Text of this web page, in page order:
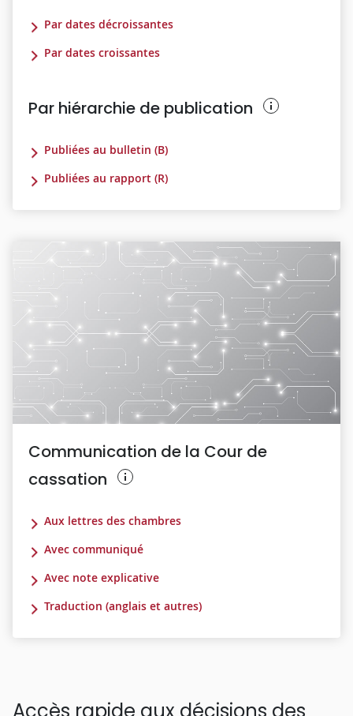
Par dates décroissantes
Par dates croissantes
Par hiérarchie de publication
Publiées au bulletin (B)
Publiées au rapport (R)
Communication de la Cour de
cassation
Aux lettres des chambres
Avec communiqué
Avec note explicative
Traduction (anglais et autres)
Accès rapide aux décisions des